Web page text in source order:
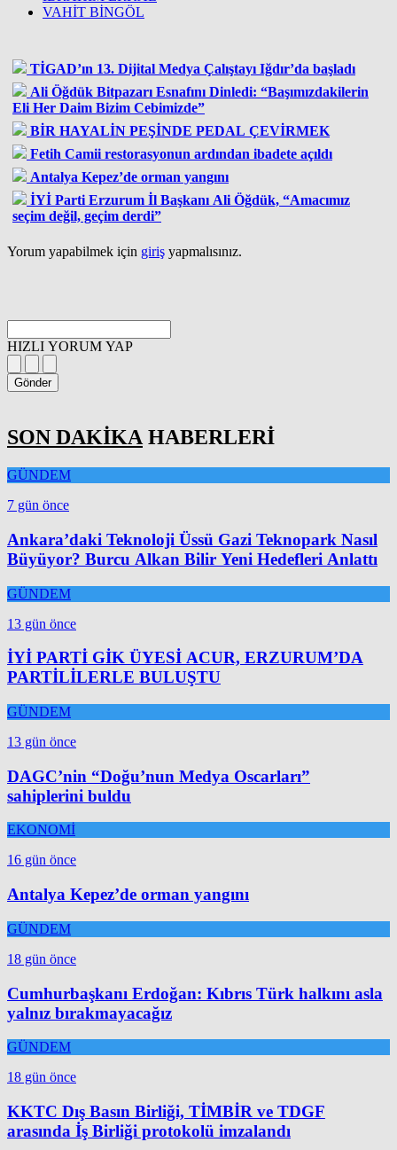
VAHİT BİNGÖL
TİGAD’ın 13. Dijital Medya Çalıştayı Iğdır’da başladı
Ali Öğdük Bitpazarı Esnafını Dinledi: “Başımızdakilerin
Eli Her Daim Bizim Cebimizde”
BİR HAYALİN PEŞİNDE PEDAL ÇEVİRMEK
Fetih Camii restorasyonun ardından ibadete açıldı
Antalya Kepez’de orman yangını
İYİ Parti Erzurum İl Başkanı Ali Öğdük, “Amacımız
seçim değil, geçim derdi”
Yorum yapabilmek için giriş yapmalısınız.
HIZLI YORUM YAP
Gönder
SON DAKİKA HABERLERİ
GÜNDEM
7 gün önce
Ankara’daki Teknoloji Üssü Gazi Teknopark Nasıl
Büyüyor? Burcu Alkan Bilir Yeni Hedefleri Anlattı
GÜNDEM
13 gün önce
İYİ PARTİ GİK ÜYESİ ACUR, ERZURUM’DA
PARTİLİLERLE BULUŞTU
GÜNDEM
13 gün önce
DAGC’nin “Doğu’nun Medya Oscarları”
sahiplerini buldu
EKONOMİ
16 gün önce
Antalya Kepez’de orman yangını
GÜNDEM
18 gün önce
Cumhurbaşkanı Erdoğan: Kıbrıs Türk halkını asla
yalnız bırakmayacağız
GÜNDEM
18 gün önce
KKTC Dış Basın Birliği, TİMBİR ve TDGF
arasında İş Birliği protokolü imzalandı